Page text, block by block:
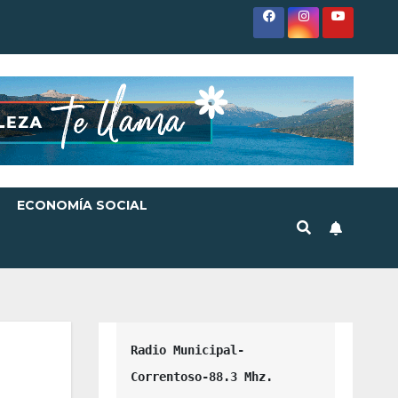
ECONOMÍA SOCIAL
Radio Municipal-
Correntoso-88.3 Mhz.